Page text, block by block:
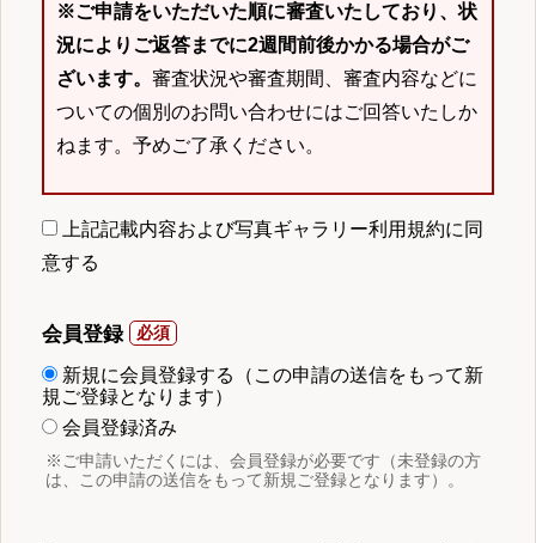
※ご申請をいただいた順に審査いたしており、状
況によりご返答までに2週間前後かかる場合がご
ざいます。 審査状況や審査期間、審査内容などに
ついての個別のお問い合わせにはご回答いたしか
ねます。予めご了承ください。
上記記載内容および写真ギャラリー利用規約に同
意する
会員登録
新規に会員登録する（この申請の送信をもって新
規ご登録となります）
会員登録済み
※ご申請いただくには、会員登録が必要です（未登録の方
は、この申請の送信をもって新規ご登録となります）。